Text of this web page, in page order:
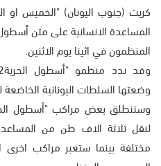
كريت (جنوب اليونان) "الخميس او
المساعدة الانسانية على متن
المنظمون في اثينا يوم الاثنين.
وضعتها السلطات اليونانية
لنقل ثلاثة الاف طن من
مختلفة بينما ستعبر مراكب اخرى